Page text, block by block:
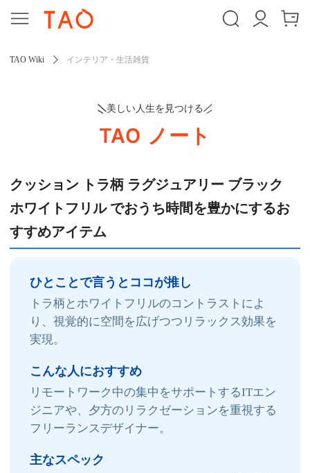
TAO Wiki インテリア・生活雑貨
美しい人生を見つける
TAO ノート
クッション トラ柄 ラグジュアリー ブラック
ホワイトフリル でおうち時間を豊かにするお
すすめアイテム
ひとことで言うとココが推し
トラ柄とホワイトフリルのコントラストによ
り、視覚的に空間を広げつつリラックス効果を
実現。
こんな人におすすめ
リモートワーク中の集中をサポートするITエン
ジニアや、夕方のリラクゼーションを重視する
フリーランスデザイナー。
主なスペック